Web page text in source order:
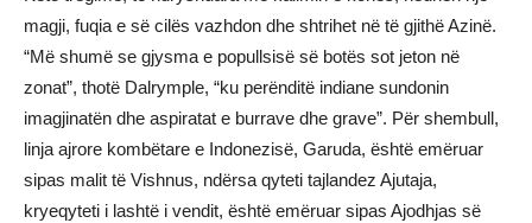
magji, fuqia e së cilës vazhdon dhe shtrihet në të gjithë Azinë.
“Më shumë se gjysma e popullsisë së botës sot jeton në
zonat”, thotë Dalrymple, “ku perënditë indiane sundonin
imagjinatën dhe aspiratat e burrave dhe grave”. Për shembull,
linja ajrore kombëtare e Indonezisë, Garuda, është emëruar
sipas malit të Vishnus, ndërsa qyteti tajlandez Ajutaja,
kryeqyteti i lashtë i vendit, është emëruar sipas Ajodhjas së